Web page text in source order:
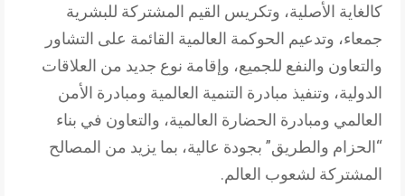
كالغاية الأصلية، وتكريس القيم المشتركة للبشرية
جمعاء، وتدعيم الحوكمة العالمية القائمة على التشاور
والتعاون والنفع للجميع، وإقامة نوع جديد من العلاقات
الدولية، وتنفيذ مبادرة التنمية العالمية ومبادرة الأمن
العالمي ومبادرة الحضارة العالمية، والتعاون في بناء
“الحزام والطريق” بجودة عالية، بما يزيد من المصالح
المشتركة لشعوب العالم.